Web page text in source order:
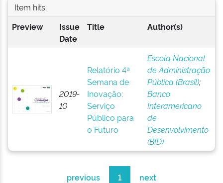
Item hits:
Preview
Issue
Date
Title Author(s)
2019-
10
Relatório 4ª
Semana de
Inovação:
Serviço
Público para
o Futuro
Escola Nacional
de Administração
Pública (Brasil);
Banco
Interamericano
de
Desenvolvimento
(BID)
previous 1 next